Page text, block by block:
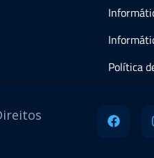
Política